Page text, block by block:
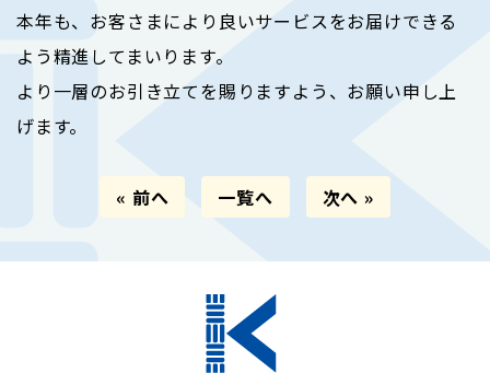
本年も、お客さまにより良いサービスをお届けできる
よう精進してまいります。
より一層のお引き立てを賜りますよう、お願い申し上
げます。
« 前へ 一覧へ 次へ »